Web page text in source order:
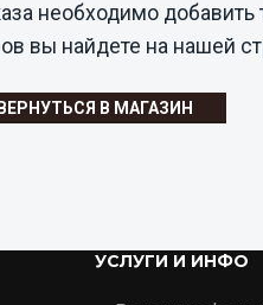
необходимо добавить
вы найдете на нашей
ВЕРНУТЬСЯ В МАГАЗИН
УСЛУГИ И ИНФО